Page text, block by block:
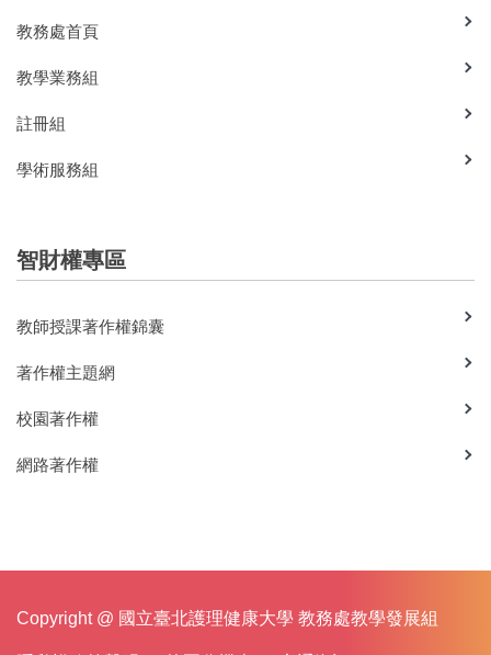
教務處首頁
教學業務組
註冊組
學術服務組
智財權專區
教師授課著作權錦囊
著作權主題網
校園著作權
網路著作權
Copyright @ 國立臺北護理健康大學 教務處教學發展組